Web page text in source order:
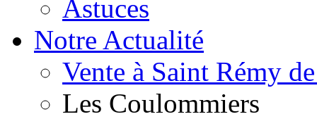
Astuces
Notre Actualité
Vente à Saint Rémy
Les Coulommiers